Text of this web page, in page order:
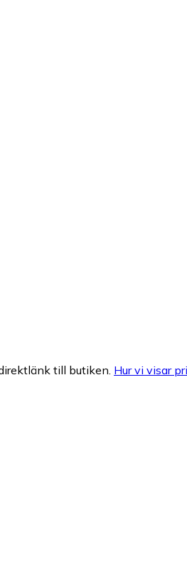
till butiken. Hur vi visar